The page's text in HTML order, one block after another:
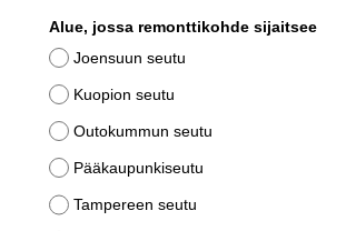
Alue, jossa remonttikohde sijaitsee
Joensuun seutu
Kuopion seutu
Outokummun seutu
Pääkaupunkiseutu
Tampereen seutu